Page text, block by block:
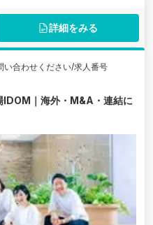
詳細をみる
い合わせください/求人番号
IDOM｜海外・M&A・連結に